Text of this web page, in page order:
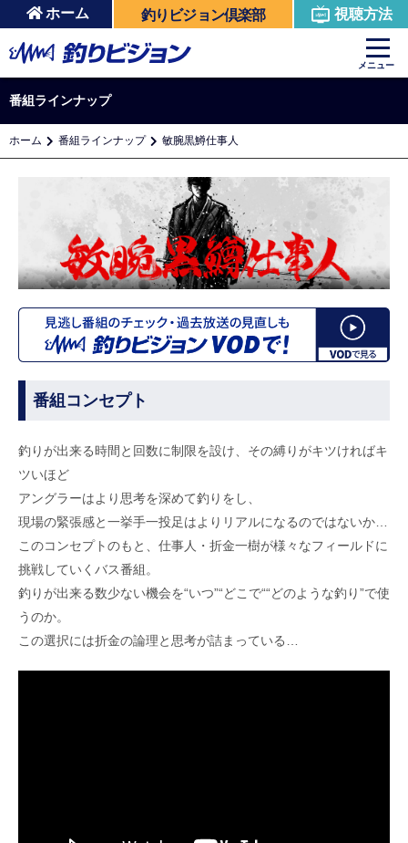
ホーム 釣りビジョン倶楽部 視聴方法
メニュー
番組ラインナップ
ホーム 番組ラインナップ 敏腕黒鱒仕事人
番組コンセプト
釣りが出来る時間と回数に制限を設け、その縛りがキツければキ
ツいほど
アングラーはより思考を深めて釣りをし、
現場の緊張感と一挙手一投足はよりリアルになるのではないか…
このコンセプトのもと、仕事人・折金一樹が様々なフィールドに
挑戦していくバス番組。
釣りが出来る数少ない機会を“いつ”“どこで““どのような釣り”で使
うのか。
この選択には折金の論理と思考が詰まっている…